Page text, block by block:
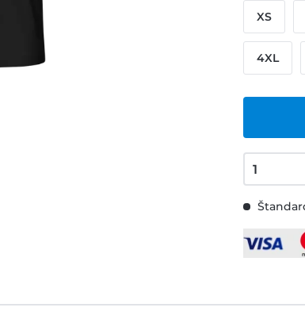
XS
4XL